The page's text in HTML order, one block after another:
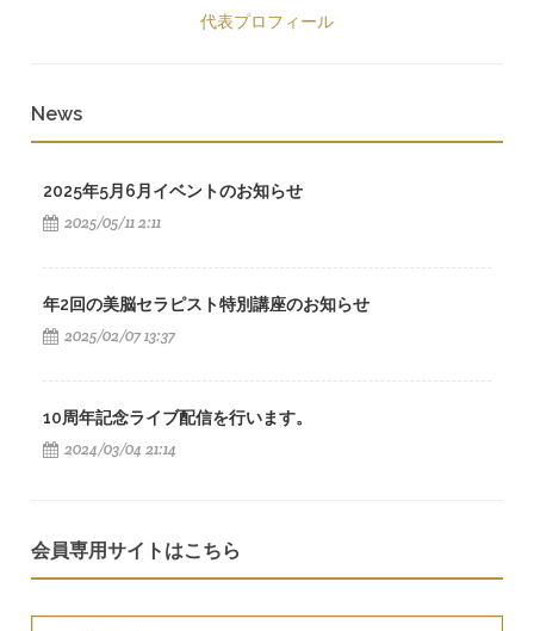
代表プロフィール
News
2025年5月6月イベントのお知らせ
2025/05/11 2:11
年2回の美脳セラピスト特別講座のお知らせ
2025/02/07 13:37
10周年記念ライブ配信を行います。
2024/03/04 21:14
会員専用サイトはこちら